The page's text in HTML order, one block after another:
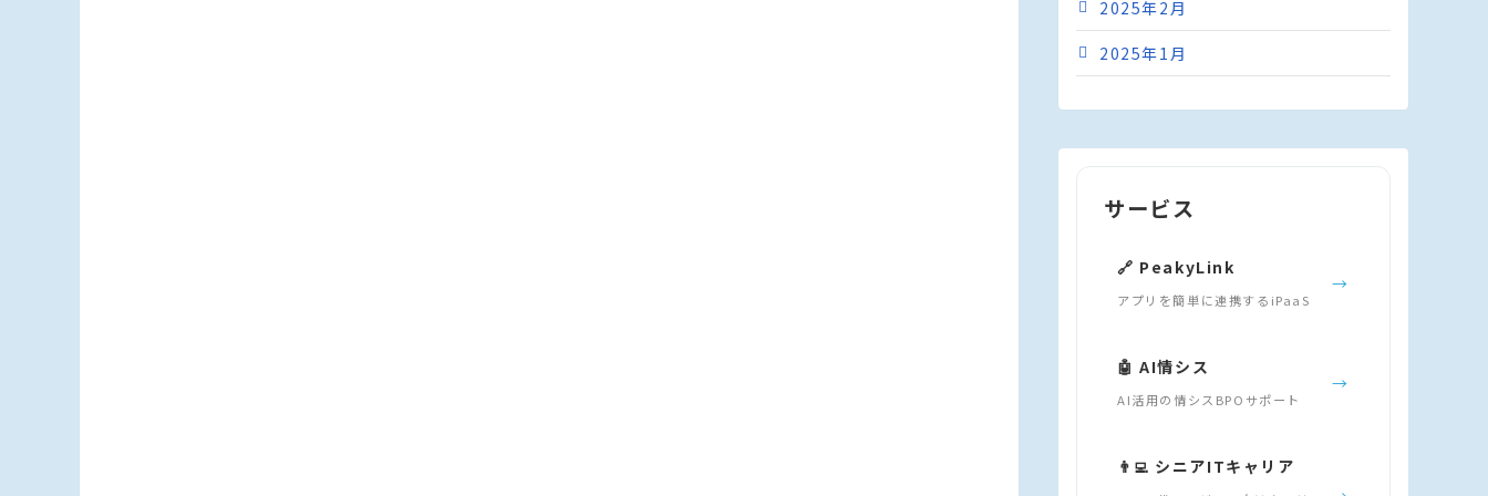
2025年2月
2025年1月
サービス
🔗 PeakyLink
アプリを簡単に連携するiPaaS
→
🤖 AI情シス
AI活用の情シスBPOサポート
→
👨‍💻 シニアITキャリア